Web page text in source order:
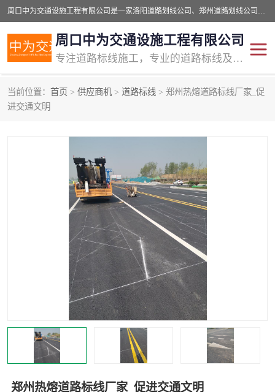
周口中为交通设施工程有限公司是一家洛阳道路划线公司、郑州道路划线公司、平顶山道路车位划线公司、开封车位划线公司、许昌道路车位划线公司、漯河道路车位划线公司，公司始终坚持“诚信、匠心、专注”的宗旨；我们的经营理念是：的服务。
周口中为交通设施工程有限公司
专注道路标线施工，专业的道路标线及交通设施施工服务商!
当前位置： 首页 > 供应商机 > 道路标线 > 郑州热熔道路标线厂家_促
进交通文明
郑州热熔道路标线厂家_促进交通文明
交通道路标线
道路标线划线 马路标线
道路划线